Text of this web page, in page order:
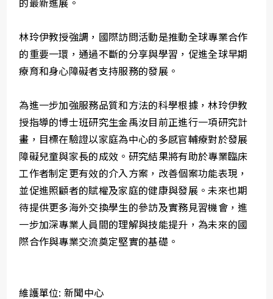
林玲伊教授強調，國際訪問活動是推動全球專業合作
的重要一環，通過不斷的分享與學習，促進全球早期
療育和身心障礙者支持服務的發展。
為進一步加強服務品質和方法的科學根據，林玲伊教
授指導的博士班研究生金禹汝目前正進行一項研究計
畫，目標在驗證以家庭為中心的多感官輔療對於發展
障礙兒童與家長的成效。研究結果將有助於專業臨床
工作者制定更有效的介入方案，改善個案功能表現，
並促進照顧者的賦權及家庭的健康與發展。未來也期
待提供更多海外交換學生的參訪及實務見習機會，進
一步加深專業人員間的理解與技能提升，為未來的國
際合作與專業交流奠定堅實的基礎。
維護單位: 新聞中心